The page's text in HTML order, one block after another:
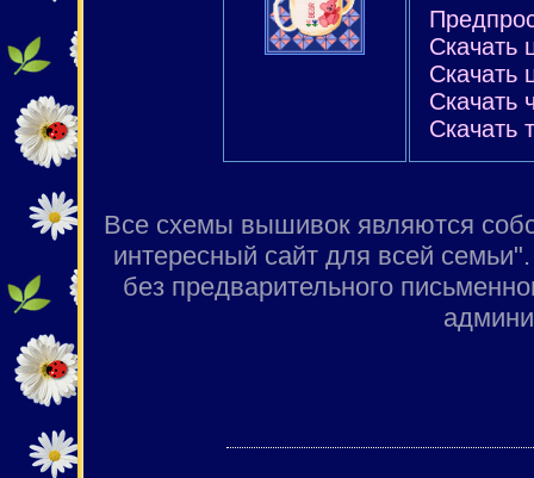
Скачать
Скачать
Скачать
Скачать
Все схемы вышивок являются
интересный сайт для всей
без предварительного